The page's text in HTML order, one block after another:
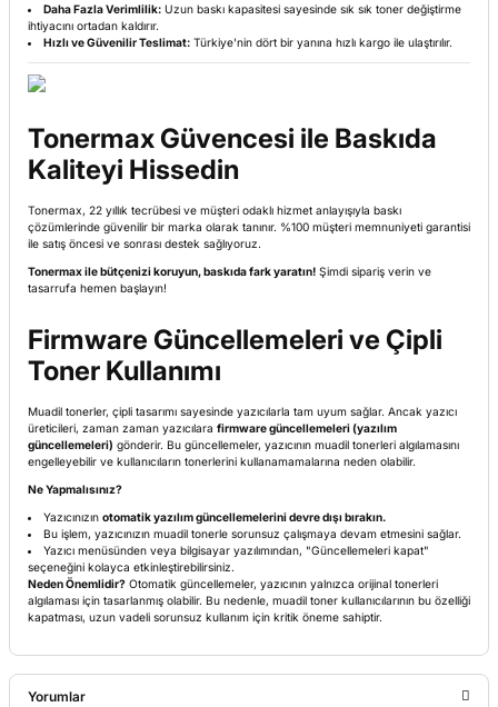
Daha Fazla Verimlilik: Uzun baskı kapasitesi sayesinde sık sık toner değiştirme
ihtiyacını ortadan kaldırır.
Hızlı ve Güvenilir Teslimat: Türkiye'nin dört bir yanına hızlı kargo ile ulaştırılır.
Tonermax Güvencesi ile Baskıda
Kaliteyi Hissedin
Tonermax, 22 yıllık tecrübesi ve müşteri odaklı hizmet anlayışıyla baskı
çözümlerinde güvenilir bir marka olarak tanınır. %100 müşteri memnuniyeti garantisi
ile satış öncesi ve sonrası destek sağlıyoruz.
Tonermax ile bütçenizi koruyun, baskıda fark yaratın! Şimdi sipariş verin ve
tasarrufa hemen başlayın!
Firmware Güncellemeleri ve Çipli
Toner Kullanımı
Muadil tonerler, çipli tasarımı sayesinde yazıcılarla tam uyum sağlar. Ancak yazıcı
üreticileri, zaman zaman yazıcılara firmware güncellemeleri (yazılım
güncellemeleri) gönderir. Bu güncellemeler, yazıcının muadil tonerleri algılamasını
engelleyebilir ve kullanıcıların tonerlerini kullanamamalarına neden olabilir.
Ne Yapmalısınız?
Yazıcınızınotomatik yazılım güncellemelerini devre dışı bırakın.
Bu işlem, yazıcınızın muadil tonerle sorunsuz çalışmaya devam etmesini sağlar.
Yazıcı menüsünden veya bilgisayar yazılımından, "Güncellemeleri kapat"
seçeneğini kolayca etkinleştirebilirsiniz.
Neden Önemlidir? Otomatik güncellemeler, yazıcının yalnızca orijinal tonerleri
algılaması için tasarlanmış olabilir. Bu nedenle, muadil toner kullanıcılarının bu özelliği
kapatması, uzun vadeli sorunsuz kullanım için kritik öneme sahiptir.
Yorumlar